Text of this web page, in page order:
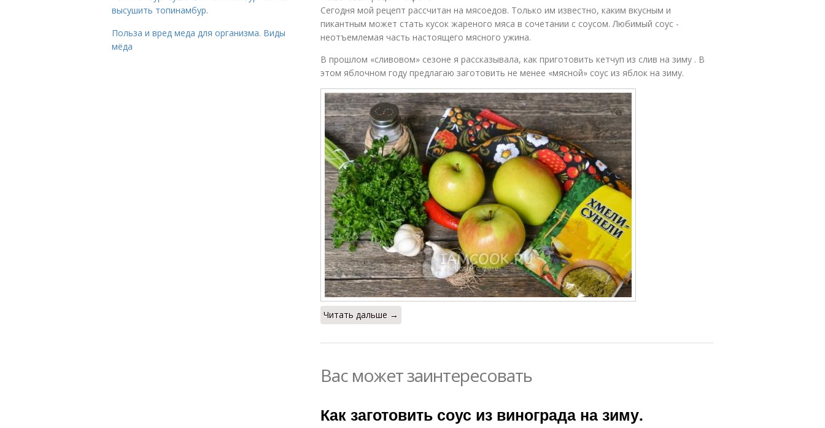
Сегодня мой рецепт рассчитан на мясоедов. Только им известно, каким вкусным и
пикантным может стать кусок жареного мяса в сочетании с соусом. Любимый соус -
неотъемлемая часть настоящего мясного ужина.
В прошлом «сливовом» сезоне я рассказывала, как приготовить кетчуп из слив на зиму . В
этом яблочном году предлагаю заготовить не менее «мясной» соус из яблок на зиму.
Читать дальше →
Вас может заинтересовать
Как заготовить соус из винограда на зиму.
высушить топинамбур.
Польза и вред меда для организма. Виды
мёда